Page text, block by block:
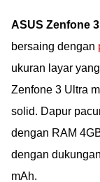
ASUS Zenfone
bersaing dengan
ukuran layar
Zenfone 3 Ultra
solid. Dapur
dengan RAM
dengan
mAh.